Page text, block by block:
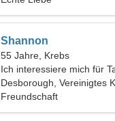
Shannon
55 Jahre, Krebs
Ich interessiere mich für
Videospiele
Desborough, Vereinigtes
Freundschaft